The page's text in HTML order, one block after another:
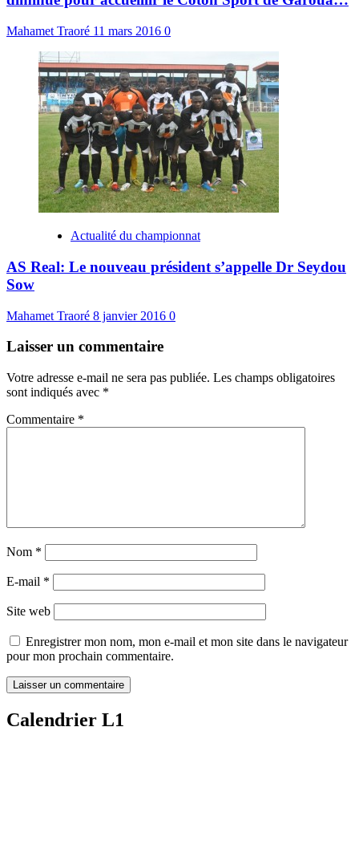
Mahamet Traoré 11 mars 2016 0
Actualité du championnat
AS Real: Le nouveau président s’appelle Dr Seydou
Sow
Mahamet Traoré 8 janvier 2016 0
Laisser un commentaire
Votre adresse e-mail ne sera pas publiée. Les champs obligatoires
sont indiqués avec *
Commentaire *
Nom *
E-mail *
Site web
Enregistrer mon nom, mon e-mail et mon site dans le navigateur
pour mon prochain commentaire.
Calendrier L1